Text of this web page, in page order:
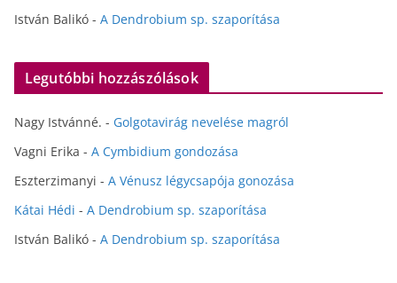
István Balikó - A Dendrobium sp. szaporítása
Legutóbbi hozzászólások
Nagy Istvánné. - Golgotavirág nevelése magról
Vagni Erika - A Cymbidium gondozása
Eszterzimanyi - A Vénusz légycsapója gonozása
Kátai Hédi - A Dendrobium sp. szaporítása
István Balikó - A Dendrobium sp. szaporítása